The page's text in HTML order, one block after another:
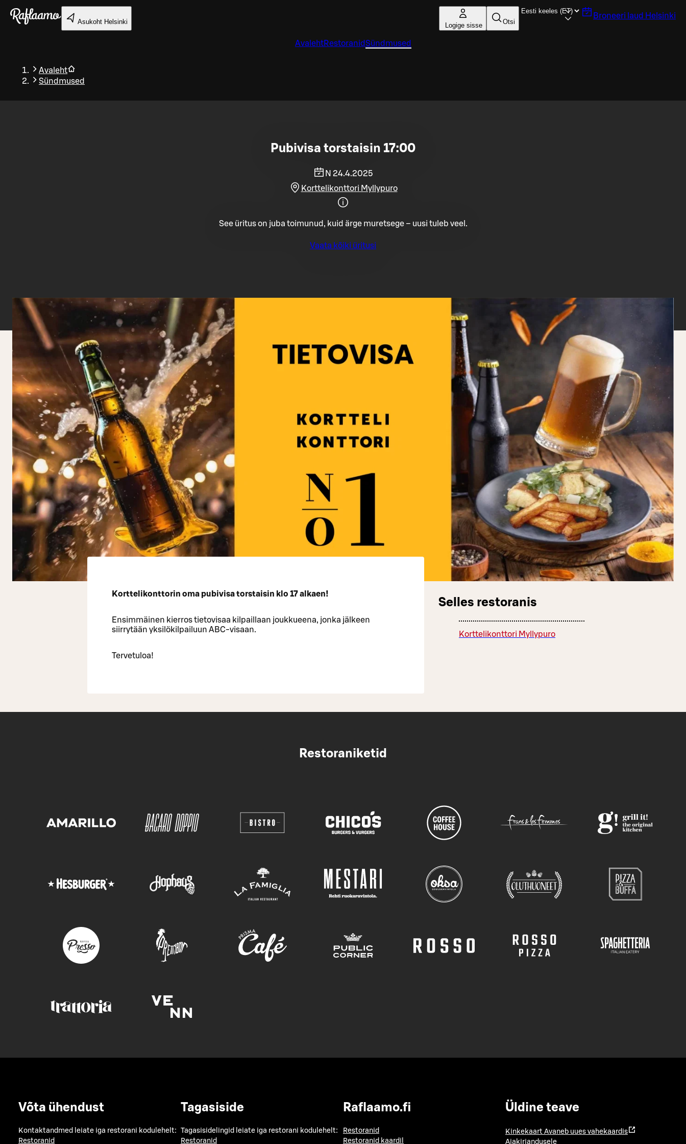
Liigu peamise sisu juurde
Asukoht Helsinki Logige sisse Otsi
Broneeri laud Helsinki
AvalehtRestoranidSündmused
Avaleht
Sündmused
Tagasi
Pubivisa torstaisin 17:00
N 24.4.2025
Korttelikonttori Myllypuro
See üritus on juba toimunud, kuid ärge muretsege – uusi tuleb veel.
Vaata kõiki üritusi
Korttelikonttorin oma pubivisa torstaisin klo 17 alkaen!
Ensimmäinen kierros tietovisaa kilpaillaan joukkueena, jonka jälkeen
siirrytään yksilökilpailuun ABC-visaan.
Tervetuloa!
Selles restoranis
Korttelikonttori Myllypuro
Restoraniketid
Võta ühendust
Kontaktandmed leiate iga restorani kodulehelt:
Restoranid
Tagasiside
Tagasisidelingid leiate iga restorani kodulehelt:
Restoranid
Raflaamo.fi
Restoranid
Restoranid kaardil
Üldine teave
Kinkekaart Avaneb uues vahekaardis
Ajakirjandusele